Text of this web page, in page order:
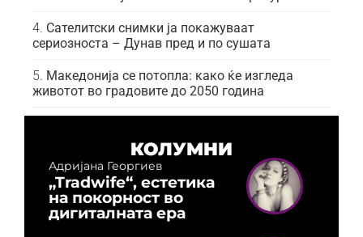
Сателитски снимки ја покажуваат
сериозноста – Дунав пред и по сушата
Македонија се потопла: како ќе изгледа
животот во градовите до 2050 година
КОЛУМНИ
Адријана Георгиев
„Tradwife“, естетика
на покорност во
дигиталната ера